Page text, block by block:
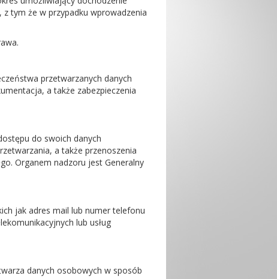
tym że w przypadku wprowadzenia
przetwarzanych danych
a także zabezpieczenia
do swoich danych
a także przenoszenia
Organem nadzoru jest Generalny
jak adres mail lub numer telefonu
lub usług
danych osobowych w sposób